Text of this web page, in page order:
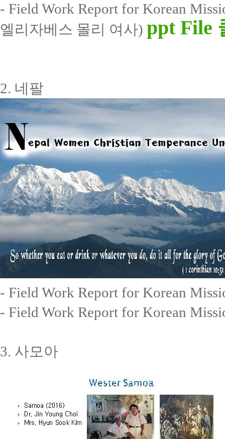
- Field Work Report for Korean
엘리자베스 몰리 여사) ppt File
2. 네팔
- Field Work Report for Korean
- Field Work Report for Korean
3. 사모아